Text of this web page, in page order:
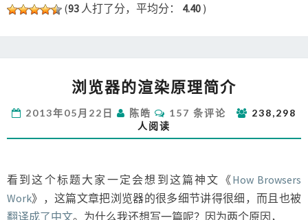
(93 人打了分，平均分： 4.40 )
览
的
渲
理
简
介
浏览器的渲染原理简介
2013年05月22日 陈皓
评
论
157 条评论
238,298
人阅读
看到这个标题大家一定会想到这篇神文《How Browsers
Work》，这篇文章把浏览器的很多细节讲得很细，而且也被
翻译成了中文。为什么我还想写一篇呢？因为两个原因，